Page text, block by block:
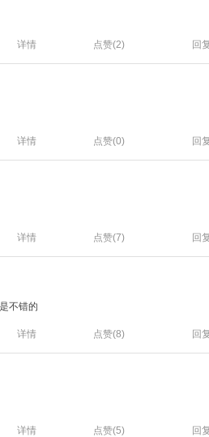
详情 点赞(2) 回
详情 点赞(0) 回
详情 点赞(7) 回
不错的
详情 点赞(8) 回
详情 点赞(5) 回